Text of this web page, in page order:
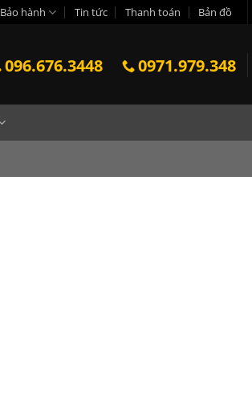
Bảo hành Tin tức Thanh toán Bản đồ
096.676.3448 0971.979.348